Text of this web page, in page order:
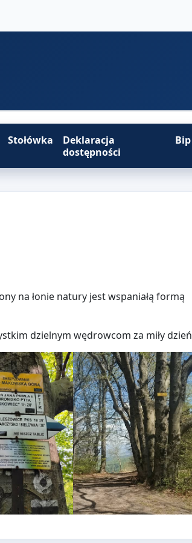
Stołówka
Deklaracja
dostępności
Bip
na łonie natury jest wspaniałą formą
dzielnym wędrowcom za miły dzień